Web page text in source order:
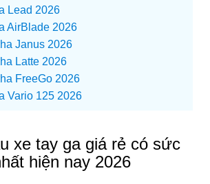
Lead 2026
AirBlade 2026
Janus 2026
Latte 2026
FreeGo 2026
Vario 125 2026
xe tay ga giá rẻ có sức
hiện nay 2026